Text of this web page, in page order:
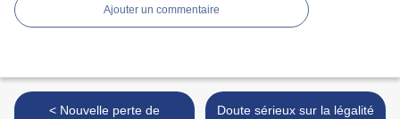
Ajouter un commentaire
< Nouvelle perte de
Doute sérieux sur la légalité